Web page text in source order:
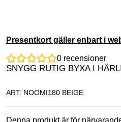
Presentkort gäller enbart i
0 recensioner
SNYGG RUTIG BYXA I
ART: NOOMI180 BEIGE
Denna produkt är för